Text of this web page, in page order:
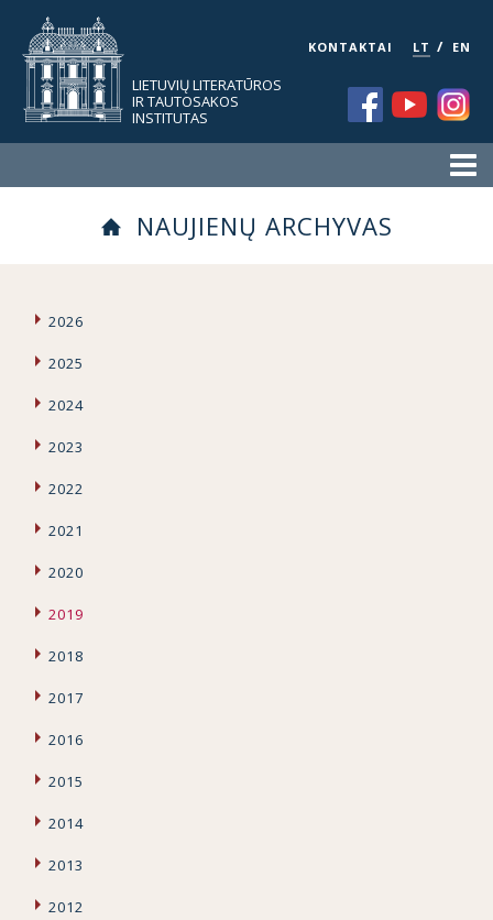
LIETUVIŲ LITERATŪROS
IR TAUTOSAKOS
INSTITUTAS
KONTAKTAI LT / EN
NAUJIENŲ ARCHYVAS
2026
2025
2024
2023
2022
2021
2020
2019
2018
2017
2016
2015
2014
2013
2012